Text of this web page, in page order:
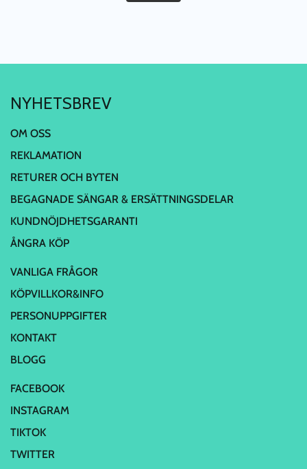
NYHETSBREV
OM OSS
REKLAMATION
RETURER OCH BYTEN
BEGAGNADE SÄNGAR & ERSÄTTNINGSDELAR
KUNDNÖJDHETSGARANTI
ÅNGRA KÖP
VANLIGA FRÅGOR
KÖPVILLKOR&INFO
PERSONUPPGIFTER
KONTAKT
BLOGG
FACEBOOK
INSTAGRAM
TIKTOK
TWITTER